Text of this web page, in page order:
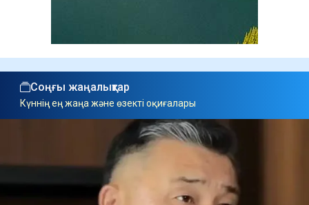
Соңғы жаңалықтар
Күннің ең жаңа және өзекті оқиғалары